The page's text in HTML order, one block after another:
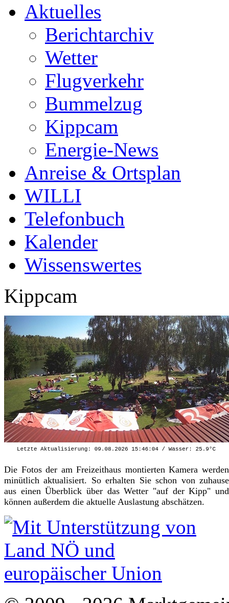
Aktuelles
Berichtarchiv
Wetter
Flugverkehr
Bummelzug
Kippcam
Energie-News
Anreise & Ortsplan
WILLI
Telefonbuch
Kalender
Wissenswertes
Kippcam
Die Fotos der am Freizeithaus montierten Kamera werden
minütlich aktualisiert. So erhalten Sie schon von zuhause
aus einen Überblick über das Wetter "auf der Kipp" und
können außerdem die aktuelle Auslastung abschätzen.